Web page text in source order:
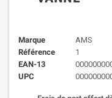
Marque
AMS
Référence
1
EAN-13
UPC